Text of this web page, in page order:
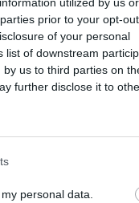
prior to your opt-
of your personal
list of downstream
by us to third parties on
further disclose it to
personal data.
w Warszawie